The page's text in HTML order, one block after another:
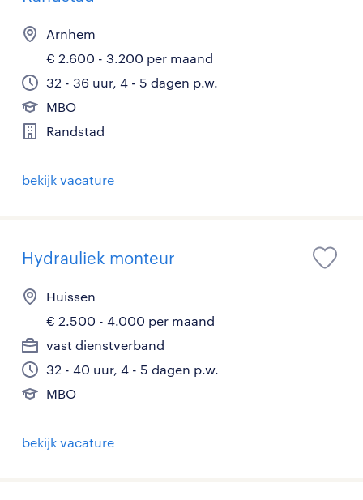
Arnhem
€ 2.600 - 3.200 per maand
32 - 36 uur, 4 - 5 dagen p.w.
MBO
Randstad
bekijk vacature
Hydrauliek monteur
Huissen
€ 2.500 - 4.000 per maand
vast dienstverband
32 - 40 uur, 4 - 5 dagen p.w.
MBO
bekijk vacature